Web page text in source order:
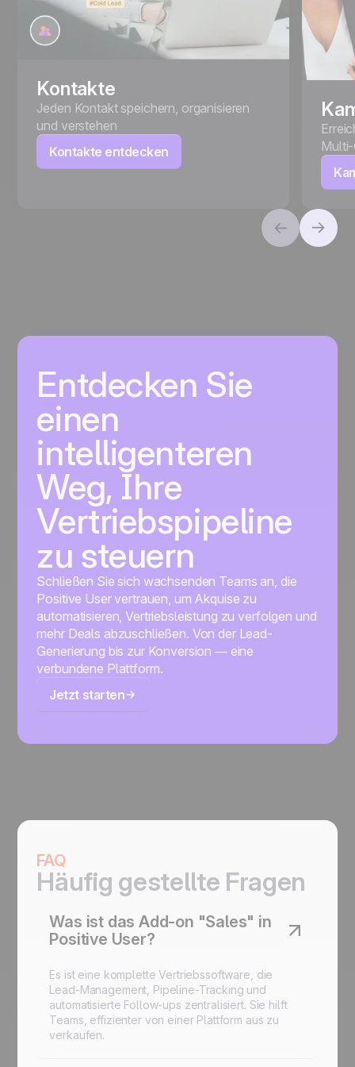
Kontakte
Jeden Kontakt speichern, organisieren
und verstehen
Kontakte entdecken
Entdecken Sie
einen
intelligenteren
Weg, Ihre
Vertriebspipeline
zu steuern
Schließen Sie sich wachsenden Teams an, die
Positive User vertrauen, um Akquise zu
automatisieren, Vertriebsleistung zu verfolgen und
mehr Deals abzuschließen. Von der Lead-
Generierung bis zur Konversion — eine
verbundene Plattform.
Jetzt starten
FAQ
Häufig gestellte Fragen
Was ist das Add-on "Sales" in
Positive User?
Es ist eine komplette Vertriebssoftware, die
Lead-Management, Pipeline-Tracking und
automatisierte Follow-ups zentralisiert. Sie hilft
Teams, effizienter von einer Plattform aus zu
verkaufen.